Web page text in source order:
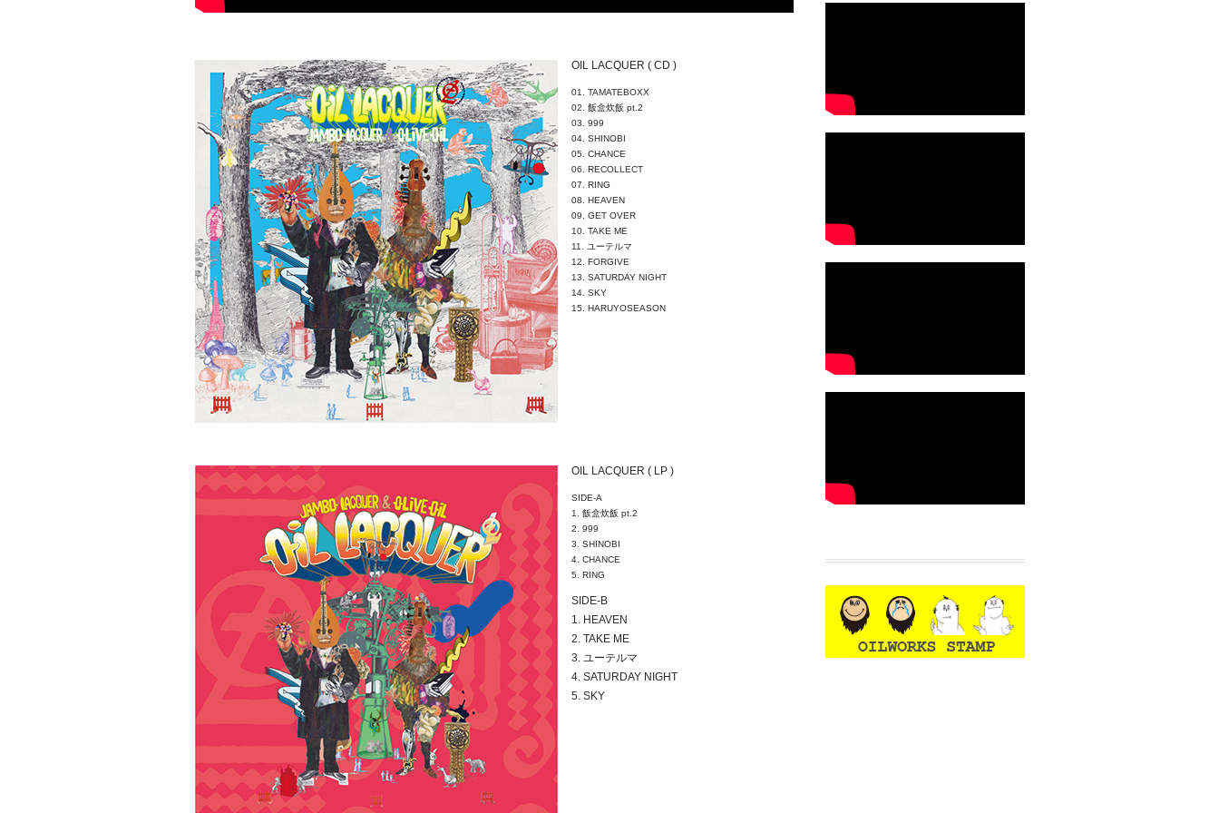
OIL LACQUER ( CD )
01. TAMATEBOXX
02. 飯盒炊飯 pt.2
03. 999
04. SHINOBI
05. CHANCE
06. RECOLLECT
07. RING
08. HEAVEN
09. GET OVER
10. TAKE ME
11. ユーテルマ
12. FORGIVE
13. SATURDAY NIGHT
14. SKY
15. HARUYOSEASON
OIL LACQUER ( LP )
SIDE-A
1. 飯盒炊飯 pt.2
2. 999
3. SHINOBI
4. CHANCE
5. RING
SIDE-B
1. HEAVEN
2. TAKE ME
3. ユーテルマ
4. SATURDAY NIGHT
5. SKY